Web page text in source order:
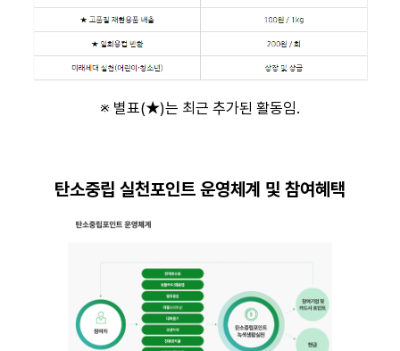
※ 별표(★)는 최근 추가된 활동임.
탄소중립 실천포인트 운영체계 및 참여혜택